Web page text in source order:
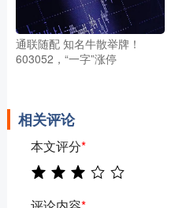
通联随配 知名牛散举牌！
603052，“一字”涨停
相关评论
本文评分*